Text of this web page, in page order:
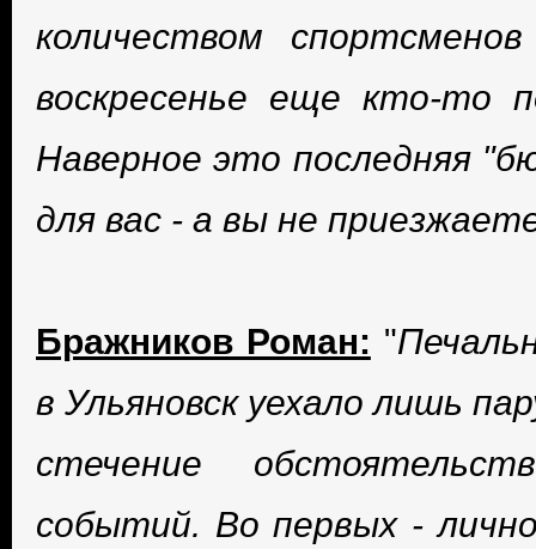
количеством
воскресенье еще кто-то
Наверное это последняя
для вас - а вы не
Бражников Роман: "
в Ульяновск уехало лишь
стечение
событий. Во первых -